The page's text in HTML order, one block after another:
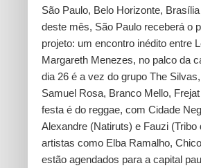
São Paulo, Belo Horizonte,
deste mês, São Paulo receberá o
projeto: um encontro inédito entre
Margareth Menezes, no palco da
dia 26 é a vez do grupo The
Samuel Rosa, Branco Mello,
festa é do reggae, com Cidade
Alexandre (Natiruts) e Fauzi
artistas como Elba Ramalho,
estão agendados para a capital